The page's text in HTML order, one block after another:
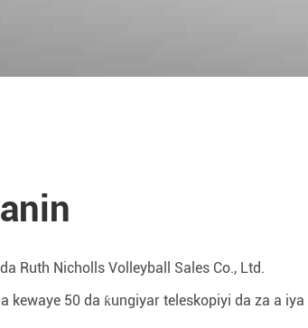
Ruth Nicholls Volleyball Sales Co., Ltd.
kewaye 50 da ƙungiyar teleskopiyi da za a